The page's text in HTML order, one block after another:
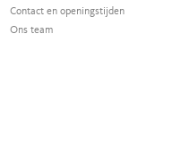
Contact en openingstijden
Ons team